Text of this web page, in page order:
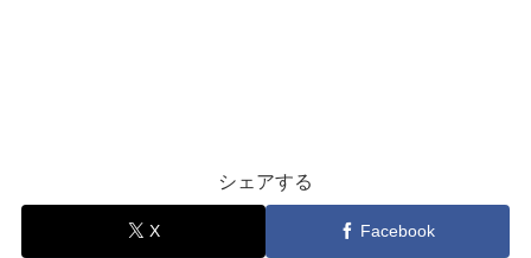
シェアする
X Facebook